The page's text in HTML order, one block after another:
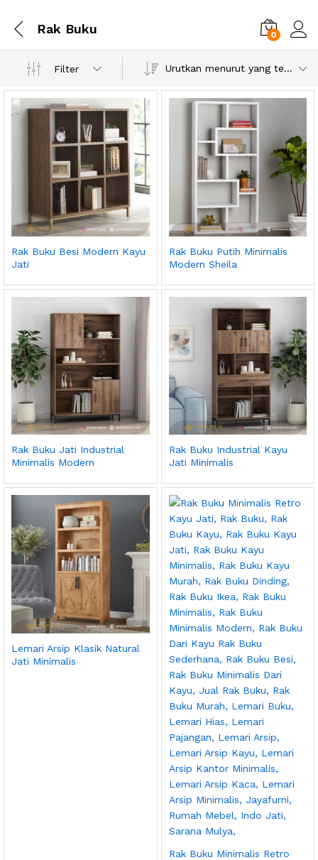
Rak Buku 0
Filter Urutkan menurut yang terbaru
Rak Buku Besi Modern Kayu
Jati
Rak Buku Putih Minimalis
Modern Sheila
Rak Buku Jati Industrial
Minimalis Modern
Rak Buku Industrial Kayu
Jati Minimalis
Lemari Arsip Klasik Natural
Jati Minimalis
Rak Buku Minimalis Retro